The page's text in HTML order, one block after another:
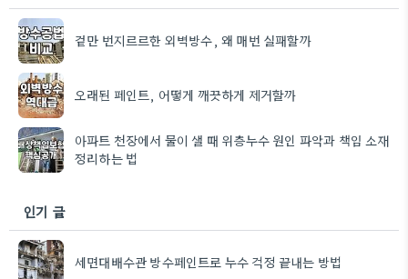
겉만 번지르르한 외벽방수, 왜 매번 실패할까
오래된 페인트, 어떻게 깨끗하게 제거할까
아파트 천장에서 물이 샐 때 위층누수 원인 파악과 책임 소재
정리하는 법
인기 글
세면대배수관 방수페인트로 누수 걱정 끝내는 방법